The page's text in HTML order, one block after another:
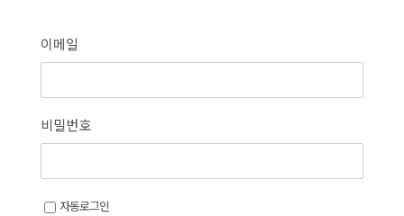
이메일
비밀번호
자동로그인